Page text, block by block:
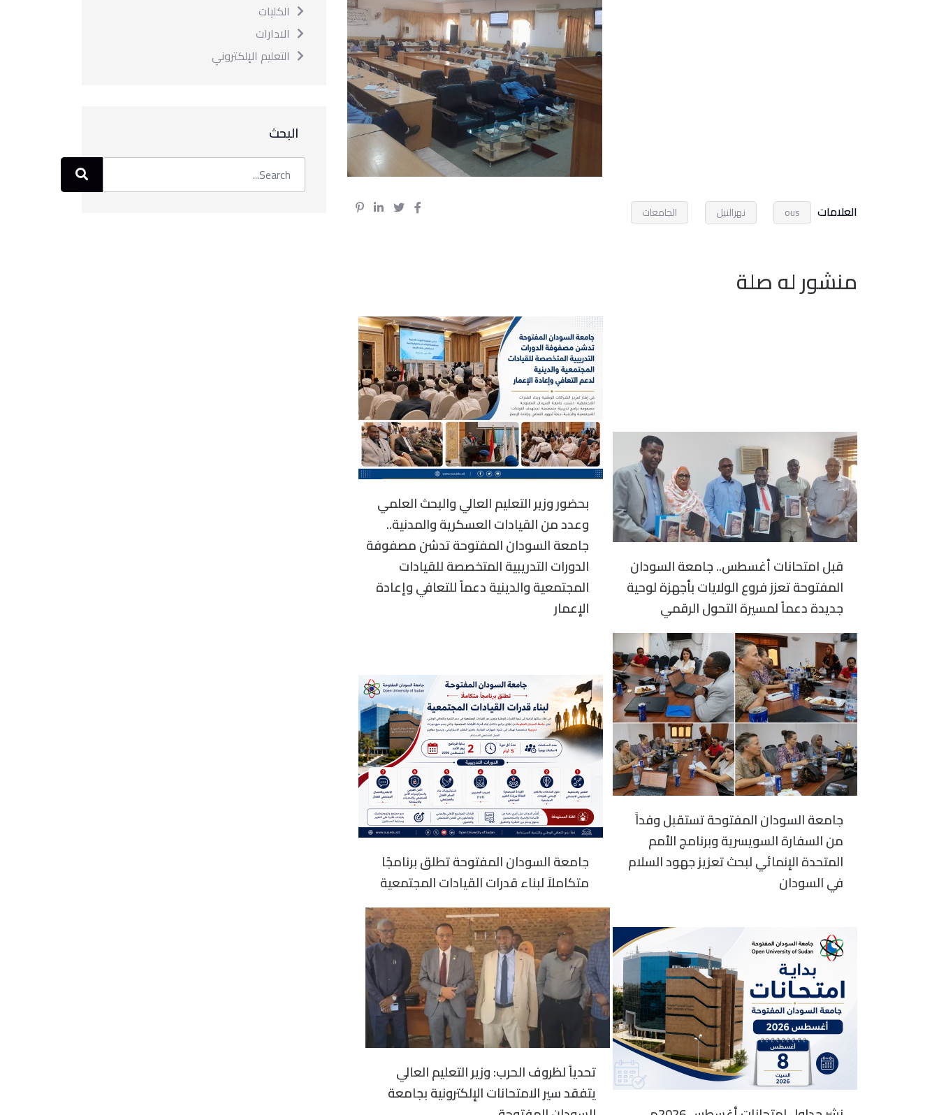
العلامات ous نهرالنيل الجامعات
منشور له صلة
قبل امتحانات أغسطس.. جامعة السودان
المفتوحة تعزز فروع الولايات بأجهزة لوحية
جديدة دعماً لمسيرة التحول الرقمي
بحضور وزير التعليم العالي والبحث العلمي
وعدد من القيادات العسكرية والمدنية..
جامعة السودان المفتوحة تدشن مصفوفة
الدورات التدريبية المتخصصة للقيادات
المجتمعية والدينية دعماً للتعافي وإعادة
الإعمار
جامعة السودان المفتوحة تستقبل وفداً
من السفارة السويسرية وبرنامج الأمم
المتحدة الإنمائي لبحث تعزيز جهود السلام
في السودان
جامعة السودان المفتوحة تطلق برنامجًا
متكاملاً لبناء قدرات القيادات المجتمعية
تحدياً لظروف الحرب: وزير التعليم العالي
يتفقد سير الامتحانات الإلكترونية بجامعة
الكليات
الادارات
التعليم الإلكتروني
البحث